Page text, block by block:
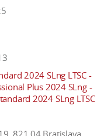
2024 SLng LTSC -
Plus 2024 SLng -
2024 SLng LTSC